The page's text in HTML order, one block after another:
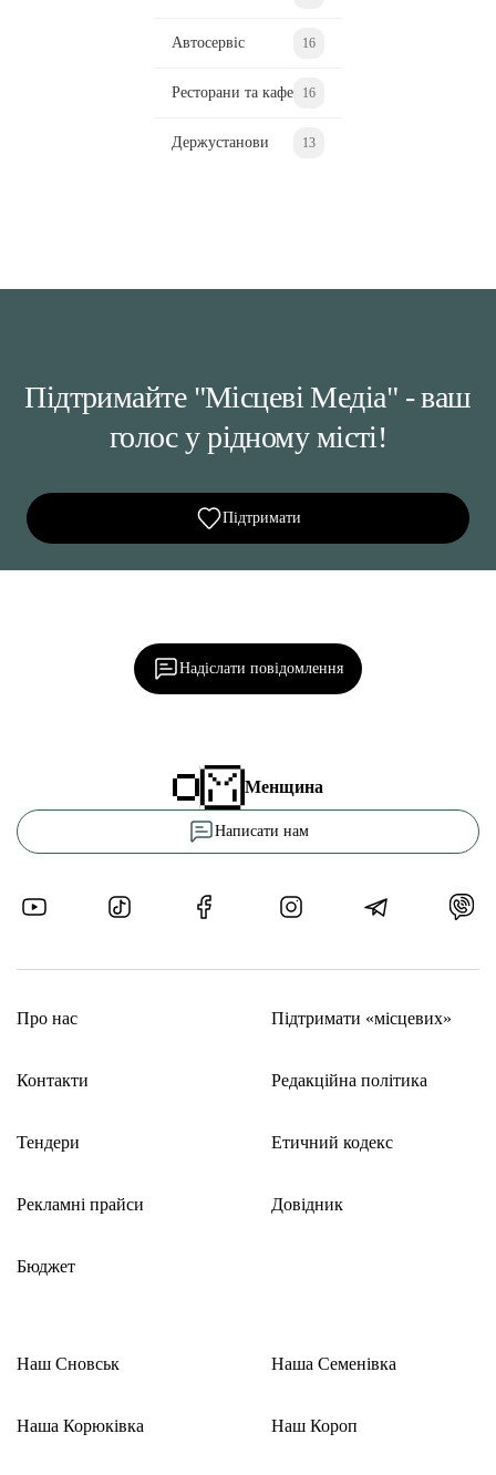
Автосервіс 16
Ресторани та кафе 16
Держустанови 13
Підтримайте "Місцеві Медіа" - ваш
голос у рідному місті!
Підтримати
Надіслати повідомлення
Менщина
Написати нам
Про нас
Контакти
Тендери
Рекламні прайси
Бюджет
Підтримати «місцевих»
Редакційна політика
Етичний кодекс
Довідник
Наш Сновськ
Наша Корюківка
Наша Семенівка
Наш Короп